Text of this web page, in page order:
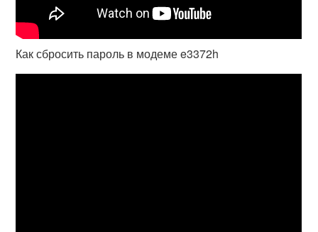
Как сбросить пароль в модеме e3372h